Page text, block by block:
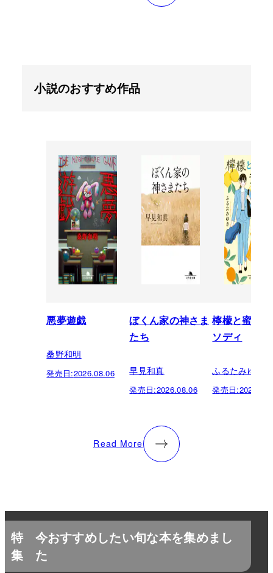
小説のおすすめ作品
悪夢遊戯
桑野和明
発売日:2026.08.06
ぼくん家の神さま
たち
早見和真
発売日:2026.08.06
檸檬と蜜柑
ソディ
ふるたみゆき
発売日:
Read More
特
集
今おすすめしたい旬な本を集めまし
た